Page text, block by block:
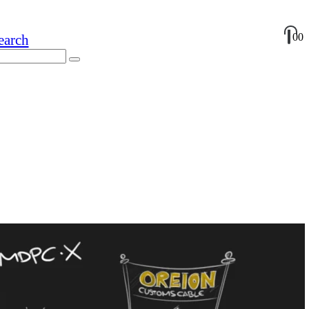
00